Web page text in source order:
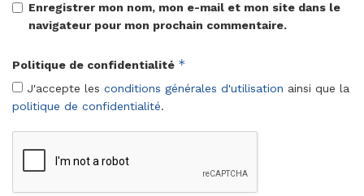
Enregistrer mon nom, mon e-mail et mon site dans le
navigateur pour mon prochain commentaire.
Politique de confidentialité *
J'accepte les conditions générales d'utilisation ainsi que la
politique de confidentialité.